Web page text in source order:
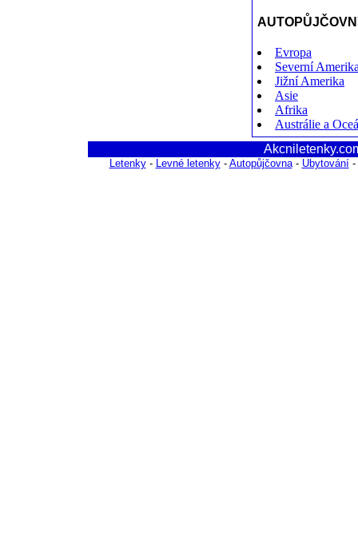
Evropa
Severní
Jižní Amerika
Asie
Afrika
Austrálie a
Letenky- Levné letenky- Autopůjčovna- Ubytování-